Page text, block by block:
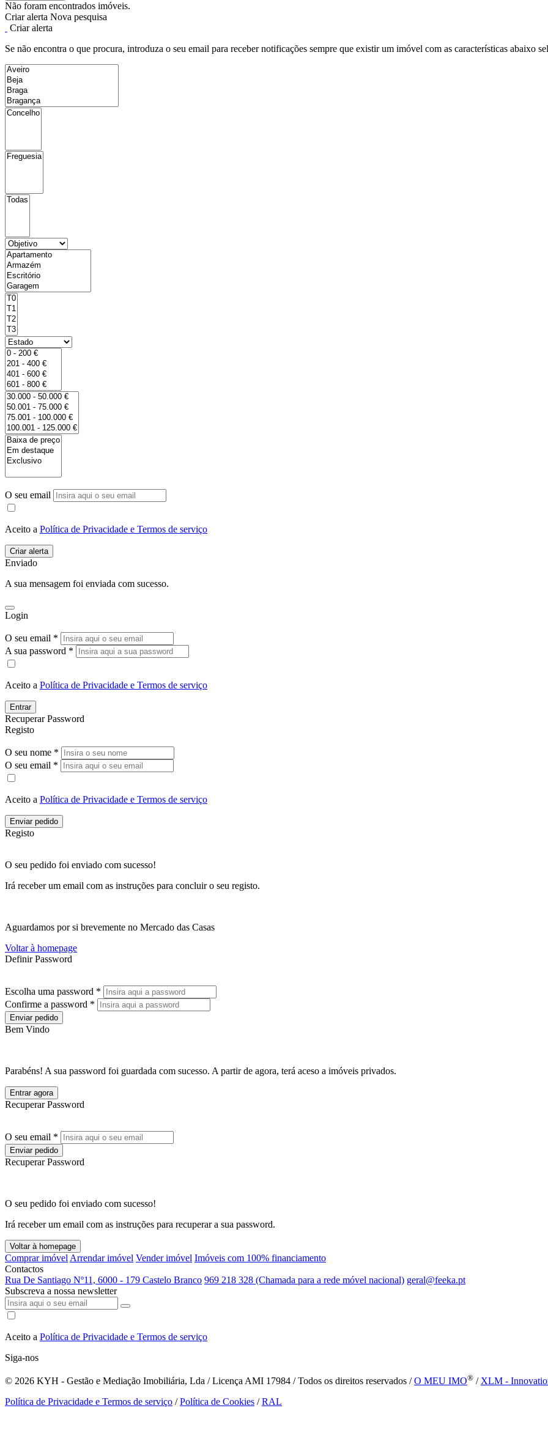
Não foram encontrados imóveis.
Criar alerta Nova pesquisa
Criar alerta
Se não encontra o que procura, introduza o seu email para receber notificações sempre que existir um imóvel com as características abaixo
O seu email
Aceito a Política de Privacidade e Termos de serviço
Enviado
A sua mensagem foi enviada com sucesso.
Login
O seu email *
A sua password *
Aceito a Política de Privacidade e Termos de serviço
Entrar
Recuperar Password
Registo
O seu nome *
O seu email *
Aceito a Política de Privacidade e Termos de serviço
Enviar pedido
Registo
O seu pedido foi enviado com sucesso!
Irá receber um email com as instruções para concluir o seu registo.
Aguardamos por si brevemente no Mercado das Casas
Voltar à homepage
Definir Password
Escolha uma password *
Confirme a password *
Enviar pedido
Bem Vindo
Parabéns! A sua password foi guardada com sucesso. A partir de agora, terá aceso a imóveis privados.
Entrar agora
Recuperar Password
O seu email *
Enviar pedido
Recuperar Password
O seu pedido foi enviado com sucesso!
Irá receber um email com as instruções para recuperar a sua password.
Voltar à homepage
Comprar imóvel Arrendar imóvel Vender imóvel Imóveis com 100% financiamento
Contactos
Rua De Santiago Nº11, 6000 - 179 Castelo Branco 969 218 328 (Chamada para a rede móvel nacional) geral@feeka.pt
Subscreva a nossa newsletter
Aceito a Política de Privacidade e Termos de serviço
Siga-nos
© 2026 KYH - Gestão e Mediação Imobiliária, Lda / Licença AMI 17984 / Todos os direitos reservados /O MEU IMO® / XLM -
Política de Privacidade e Termos de serviço /Política de Cookies /RAL